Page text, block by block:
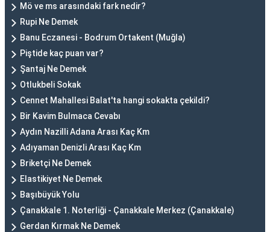
Mö ve ms arasındaki fark nedir?
Rupi Ne Demek
Banu Eczanesi - Bodrum Ortakent (Muğla)
Piştide kaç puan var?
Şantaj Ne Demek
Otlukbeli Sokak
Cennet Mahallesi Balat'ta hangi sokakta çekildi?
Bir Kavim Bulmaca Cevabı
Aydın Nazilli Adana Arası Kaç Km
Adıyaman Denizli Arası Kaç Km
Briketçi Ne Demek
Elastikiyet Ne Demek
Başıbüyük Yolu
Çanakkale 1. Noterliği - Çanakkale Merkez (Çanakkale)
Gerdan Kırmak Ne Demek